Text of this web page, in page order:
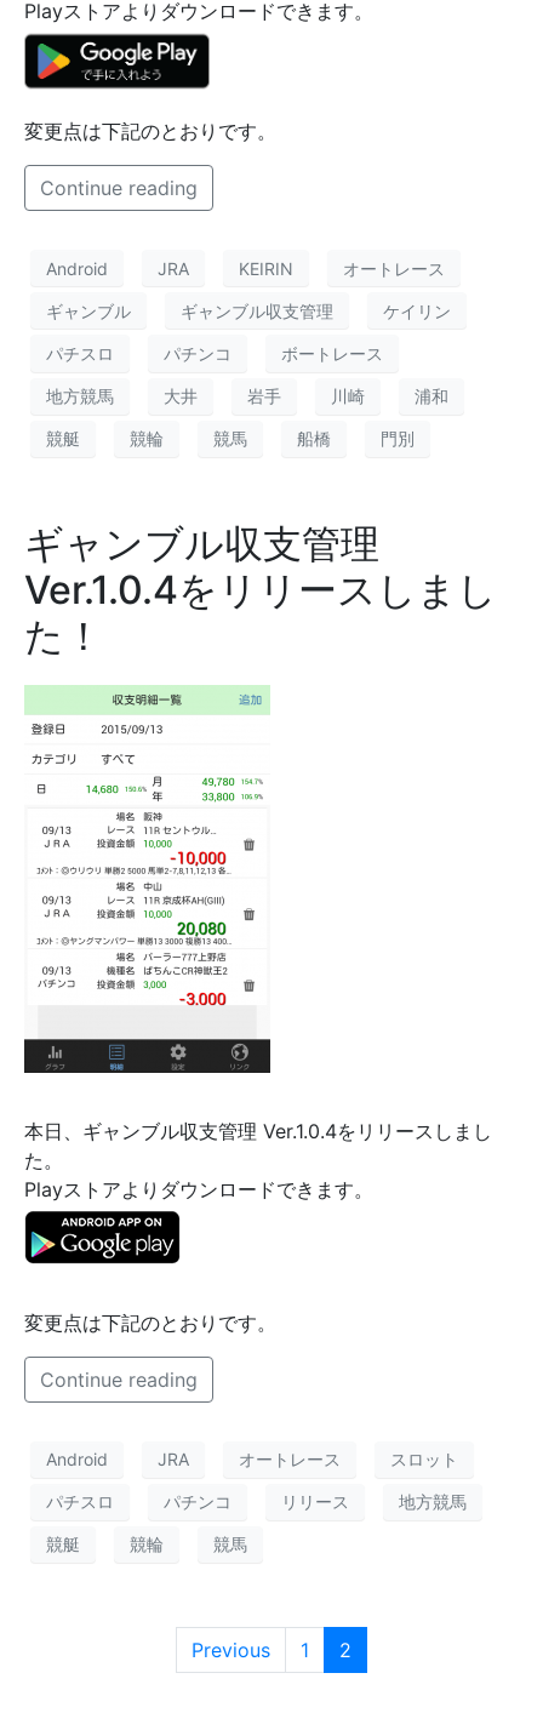
Playストアよりダウンロードできます。
変更点は下記のとおりです。
Continue reading
Android JRA KEIRIN オートレース
ギャンブル ギャンブル収支管理 ケイリン
パチスロ パチンコ ボートレース
地方競馬 大井 岩手 川崎 浦和
競艇 競輪 競馬 船橋 門別
ギャンブル収支管理
Ver.1.0.4をリリースしまし
た！
本日、ギャンブル収支管理 Ver.1.0.4をリリースしまし
た。
Playストアよりダウンロードできます。
変更点は下記のとおりです。
Continue reading
Android JRA オートレース スロット
パチスロ パチンコ リリース 地方競馬
競艇 競輪 競馬
Previous 1 2